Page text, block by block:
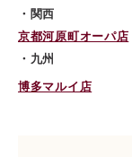
・関西
京都河原町オーパ店
・九州
博多マルイ店